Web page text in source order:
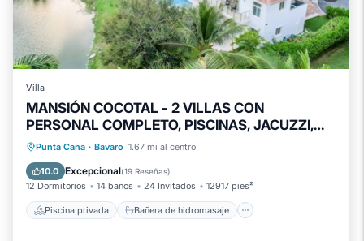
Villa
MANSIÓN COCOTAL - 2 VILLAS CON
PERSONAL COMPLETO, PISCINAS, JACUZZI,
CERCA DE LA PLAYA Y DEL PUEBLO
Punta Cana · Bavaro 1.67 mi al centro
10.0 Excepcional(19 Reseñas)
12 Dormitorios 14 baños 24 Invitados 12917 pies²
Piscina privada Bañera de hidromasaje
Piscina privada
Bañera de hidromasaje
Chimenea/Calefacción